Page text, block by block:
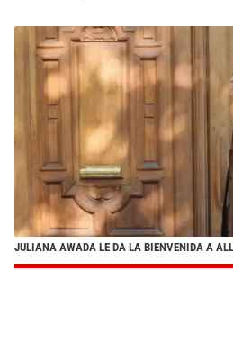
JULIANA AWADA LE DA LA BIENVENIDA A